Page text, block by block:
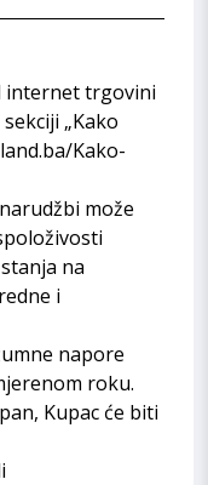
internet trgovini
„Kako
Kako-
može
na
i
napore
roku.
Kupac će biti